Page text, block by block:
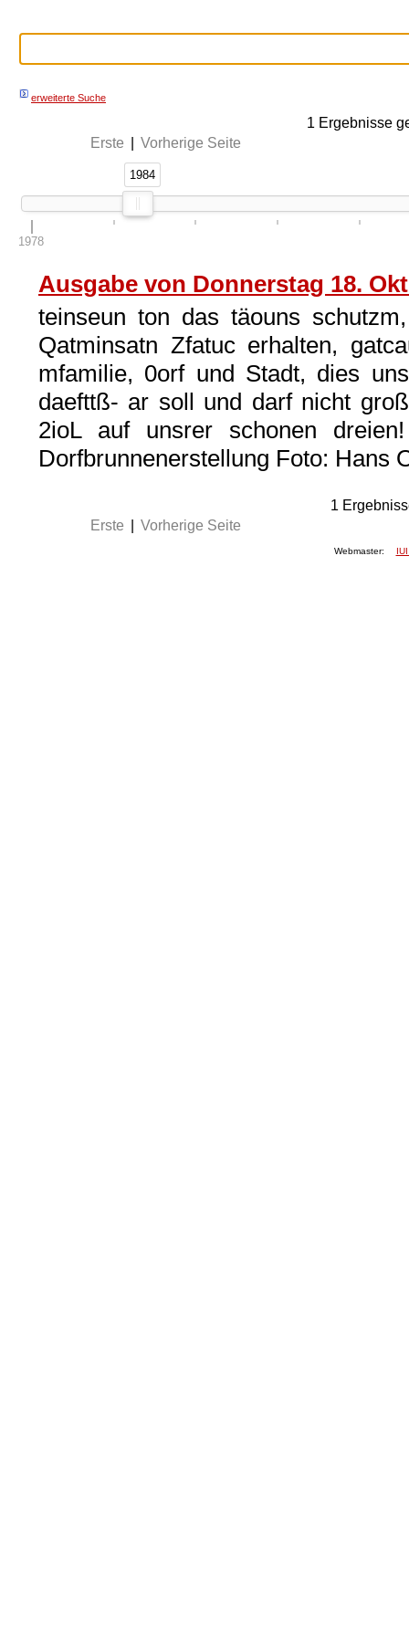
erweiterte Suche
1 Ergebnisse
Erste
Vorherige Seite
1984
1984
1978
Ausgabe von Donnerstag 18.
teinseun ton das täouns
Qatminsatn Zfatuc erhalten,
mfamilie, 0orf und Stadt, dies
daefttß- ar soll und darf nicht
2ioL auf unsrer schonen
Dorfbrunnenerstellung Foto: Hans
1
Erste
Vorherige Seite
Webmaster: